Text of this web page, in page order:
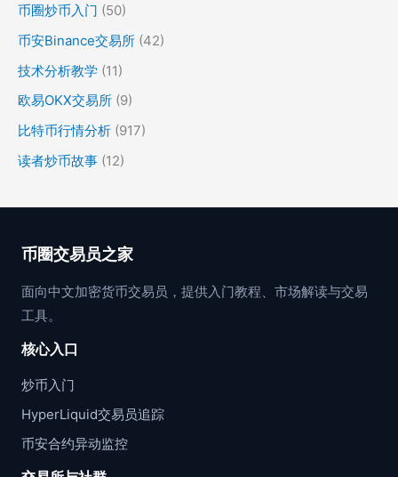
币圈炒币入门 (50)
币安Binance交易所 (42)
技术分析教学 (11)
欧易OKX交易所 (9)
比特币行情分析 (917)
读者炒币故事 (12)
币圈交易员之家
面向中文加密货币交易员，提供入门教程、市场解读与交易
工具。
核心入口
炒币入门
HyperLiquid交易员追踪
币安合约异动监控